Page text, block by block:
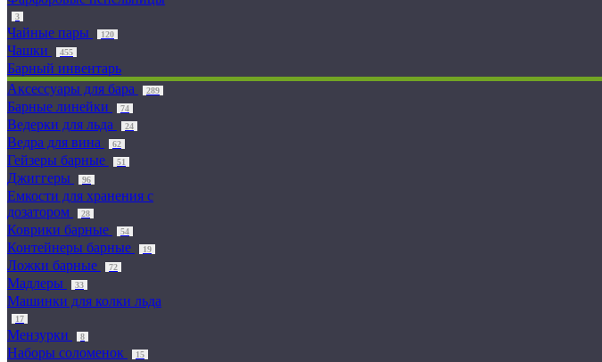
3
Чайные пары 120
Чашки 455
Барный инвентарь
Аксессуары для бара
289
Барные линейки 74
Ведерки для льда 24
Ведра для вина 62
Гейзеры барные 51
Джиггеры 96
Емкости для хранения с
дозатором
28
Коврики барные 54
Контейнеры барные 19
Ложки барные 72
Мадлеры 33
Машинки для колки льда
17
Мензурки 8
Наборы соломенок 15